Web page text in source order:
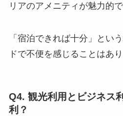
リアのアメニティが魅力的で
「宿泊できれば十分」とい
ドで不便を感じることはあり
Q4. 観光利用とビジネス
利？